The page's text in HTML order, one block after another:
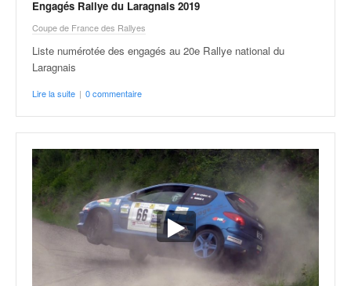
Engagés Rallye du Laragnais 2019
Coupe de France des Rallyes
Liste numérotée des engagés au 20e Rallye national du
Laragnais
Lire la suite | 0 commentaire